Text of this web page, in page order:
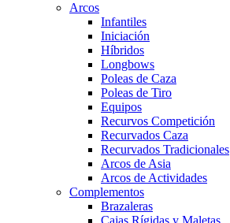
Arcos
Infantiles
Iniciación
Híbridos
Longbows
Poleas de Caza
Poleas de Tiro
Equipos
Recurvos Competición
Recurvados Caza
Recurvados Tradicionales
Arcos de Asia
Arcos de Actividades
Complementos
Brazaleras
Cajas Rígidas y Maletas